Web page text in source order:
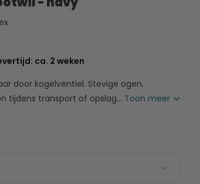
ca. 2 weken
door kogelventiel. Stevige ogen.
tijdens transport of opslag... Toon meer